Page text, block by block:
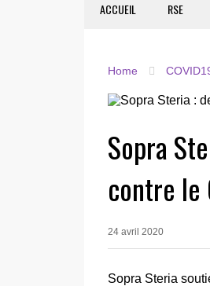
ACCUEIL RSE
Home
Sopra
contre le
24 avril 2020
Sopra Steria